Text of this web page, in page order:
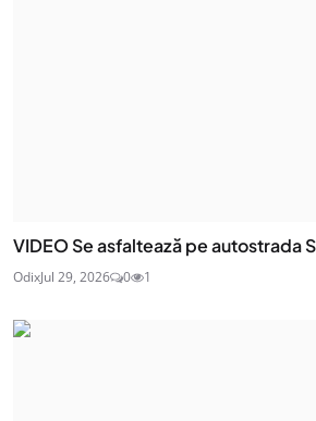
VIDEO Se asfaltează pe autostrada
OdixJul 29, 2026 0 1